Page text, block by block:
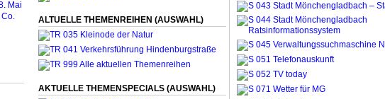
Mai
ALTUELLE THEMENREIHEN (AUSWAHL)
AKTUELLE THEMENSPECIALS (AUSWAHL)